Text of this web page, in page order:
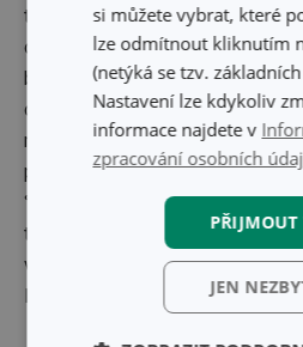
tvaru mřížky. Osolíme,
olivovým olejem a
brambory, pokrájíme je,
olejem, vínem, solí a pepřem,
másle zprudka opečeme ze
položíme na pekáč. Vložíme
°C, do masa zapíchneme
teplota uprostřed nedosáhne
velikosti). Roastbeef vyjmeme,
Krájíme na tenké plátky,
si můžete vybrat, které
lze odmítnout kliknutím
(netýká se tzv.
Nastavení lze kdykoliv
informace najdete v
zpracování osobních
PŘIJMOUT
JEN